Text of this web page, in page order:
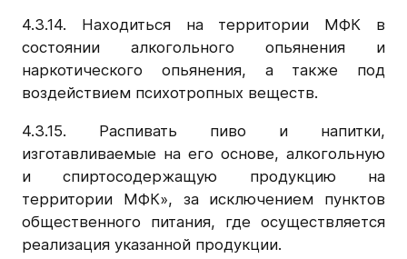
4.3.14. Находиться на территории МФК в
состоянии алкогольного опьянения и
наркотического опьянения, а также под
воздействием психотропных веществ.
4.3.15. Распивать пиво и напитки,
изготавливаемые на его основе, алкогольную
и спиртосодержащую продукцию на
территории МФК», за исключением пунктов
общественного питания, где осуществляется
реализация указанной продукции.